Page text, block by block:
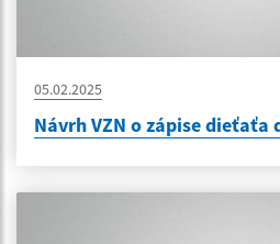
05.02.2025
Návrh VZN o zápise dieťaťa